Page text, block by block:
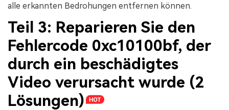
alle erkannten Bedrohungen entfernen können.
Teil 3: Reparieren Sie den
Fehlercode 0xc10100bf, der
durch ein beschädigtes
Video verursacht wurde (2
Lösungen)